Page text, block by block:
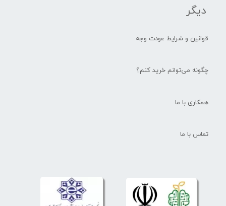
دیگر
قوانین و شرایط عودت وجه
چگونه می‌توانم خرید کنم؟
همکاری با ما
تماس با ما